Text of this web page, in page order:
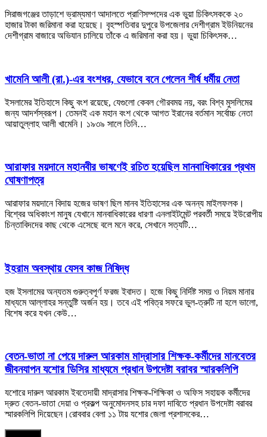
সিরাজগঞ্জের তাড়াশে ভ্রাম্যমাণ আদালতে প্রাণিসম্পদের এক ভুয়া চিকিৎসককে ২০
হাজার টাকা জরিমানা করা হয়েছে। বৃহস্পতিবার দুপুরে উপজেলার দেশীগ্রাম ইউনিয়নের
দেশীগ্রাম বাজারে অভিযান চালিয়ে তাঁকে এ জরিমানা করা হয়। ভুয়া চিকিৎসক…
খামেনি আলী (রা.)-এর বংশধর, যেভাবে বনে গেলেন শীর্ষ ধর্মীয় নেতা
ইসলামের ইতিহাসে কিছু বংশ রয়েছে, যেগুলো কেবল গৌরবময় নয়, বরং বিশ্ব মুসলিমের
জন্য আদর্শস্বরূপ। তেমনই এক মহান বংশ থেকে আগত ইরানের বর্তমান সর্বোচ্চ নেতা
আয়াতুল্লাহ আলী খামেনি। ১৯৩৯ সালে তিনি…
আরাফার ময়দানে মহানবীর ভাষণেই রচিত হয়েছিল মানবাধিকারের প্রথম
ঘোষণাপত্র
আরাফার ময়দানে বিদায় হজের ভাষণ ছিল মানব ইতিহাসের এক অনন্য মাইলফলক।
বিশ্বের অধিকাংশ মানুষ যেখানে মানবাধিকারের ধারণা এনলাইটমেন্ট পরবর্তী সময়ে ইউরোপীয়
চিন্তাবিদদের কাছ থেকে এসেছে বলে মনে করে, সেখানে সত্যটি…
ইহরাম অবস্থায় যেসব কাজ নিষিদ্ধ
হজ ইসলামের অন্যতম গুরুত্বপূর্ণ ফরজ ইবাদত। হজে কিছু নির্দিষ্ট সময় ও নিয়ম মানার
মাধ্যমে আল্লাহর সন্তুষ্টি অর্জন হয়। তবে এই পবিত্র সফরে ভুল-ত্রুটি না হলে ভালো,
বিশেষ করে যখন কেউ…
বেতন-ভাতা না পেয়ে দারুল আরকাম মাদ্রাসার শিক্ষক-কর্মীদের মানবেতর
জীবনযাপন যশোর ডিসির মাধ্যমে প্রধান উপদেষ্টা বরাবর স্মারকলিপি
যশোরে দারুল আরকাম ইবতেদায়ী মাদ্রাসার শিক্ষক-শিক্ষিকা ও অফিস সহায়ক কর্মীদের
দ্রুত বেতন-ভাতা দেয়া ও প্রকল্প অনুমোদনসহ চার দফা দাবিতে প্রধান উপদেষ্টা বরাবর
স্মারকলিপি দিয়েছেন।রোববার বেলা ১১ টায় যশোর জেলা প্রশাসকের…